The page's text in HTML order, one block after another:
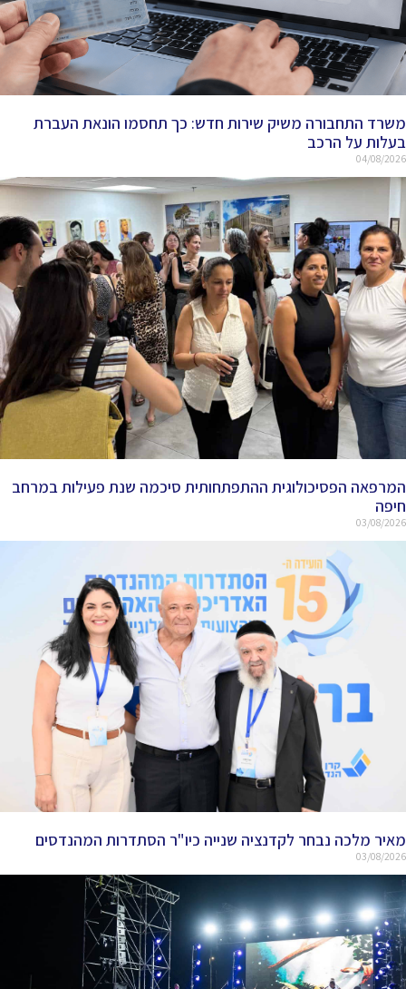
משרד התחבורה משיק שירות חדש: כך תחסמו הונאת העברת
בעלות על הרכב
04/08/2026
המרפאה הפסיכולוגית ההתפתחותית סיכמה שנת פעילות במרחב
חיפה
03/08/2026
מאיר מלכה נבחר לקדנציה שנייה כיו"ר הסתדרות המהנדסים
03/08/2026